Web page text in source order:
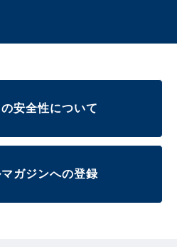
安全性について
マガジンへの登録